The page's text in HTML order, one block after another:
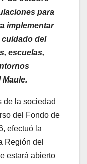
para
implementar
cuidado del
escuelas,
Maule.
de la sociedad
del Fondo de
efectuó la
Región del
estará abierto